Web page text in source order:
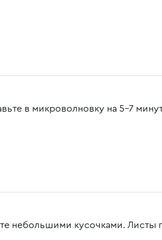
в микроволновку на 5-7
небольшими кусочками. Листы